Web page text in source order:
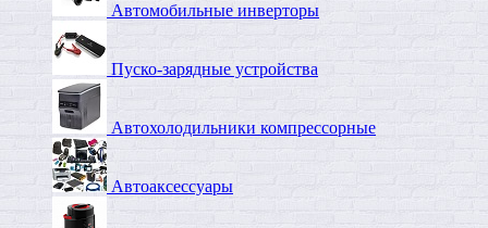
Автомобильные инверторы
Пуско-зарядные устройства
Автохолодильники компрессорные
Автоаксессуары